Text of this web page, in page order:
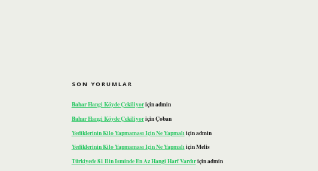
SON YORUMLAR
Bahar Hangi Köyde Çekiliyoriçinadmin
Bahar Hangi Köyde ÇekiliyoriçinÇoban
Yediklerinin Kilo Yapmaması Için Ne Yapmalı içinadmin
Yediklerinin Kilo Yapmaması Için Ne YapmalıiçinMelis
Türkiyede 81 Ilin Isminde En Az Hangi Harf Vardıriçinadmin